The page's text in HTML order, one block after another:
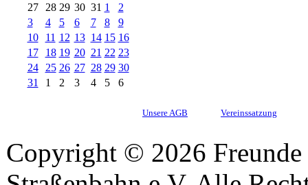
27
28 29 30 31 1
2
3
4 5 6 7 8
9
10
11 12 13 14 15 16
17
18 19 20 21 22 23
24
25 26 27 28 29 30
31
1 2 3 4 5 6
Unsere AGB Vereinssatzung
Copyright © 2026